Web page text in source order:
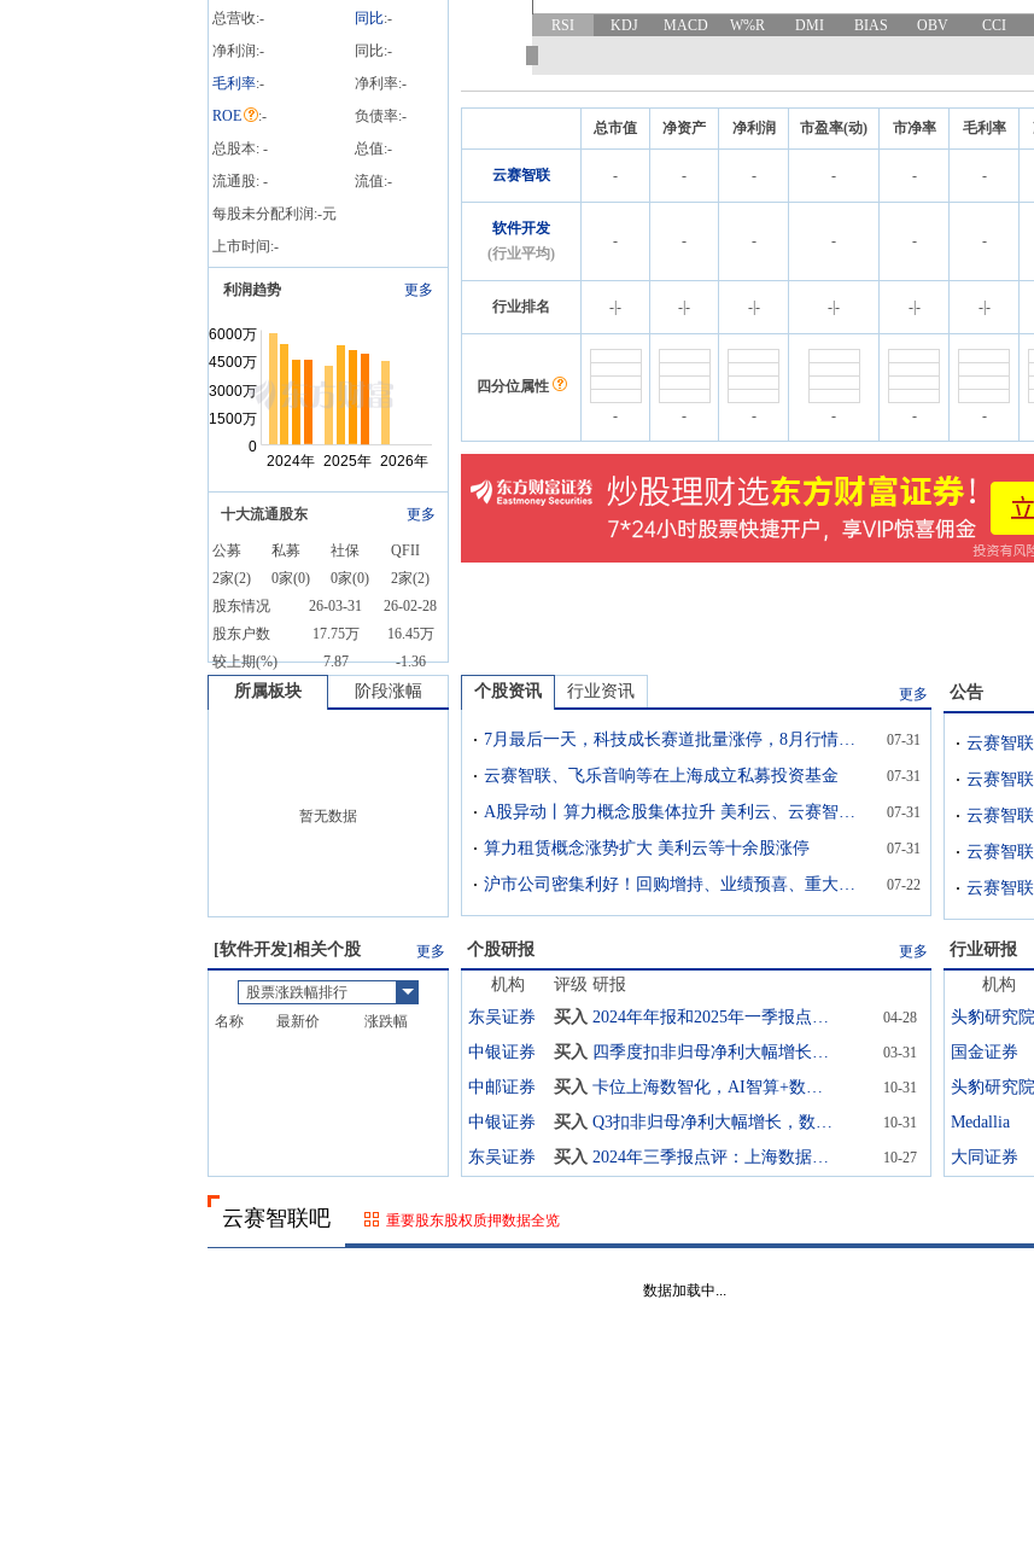
总营收:- 同比:-
净利润:- 同比:-
毛利率:- 净利率:-
ROE
:- 负债率:-
总股本: - 总值:-
流通股: - 流值:-
每股未分配利润:-元
上市时间:-
利润趋势 更多
十大流通股东 更多
公募 私募 社保
QFII
2家(2) 0家(0) 0家(0) 2家(2)
股东情况
26-03-31
26-02-28
股东户数
17.75万
16.45万
较上期(%)
7.87 -1.36
RSI KDJ MACD W%R DMI BIAS OBV CCI
总市值 净资产 净利润 市盈率(动) 市净率 毛利率
云赛智联 - - - - - -
软件开发
(行业平均)
- - - - - -
行业排名 -- -- -|- -- -|- -|-
四分位属性
-
- - - - -
所属板块 阶段涨幅
暂无数据
个股资讯 行业资讯 更多
7月最后一天，科技成长赛道批量涨停，8月行情关键看这个指标→ 07-31
云赛智联、飞乐音响等在上海成立私募投资基金 07-31
A股异动丨算力概念股集体拉升 美利云、云赛智联直线涨停 07-31
算力租赁概念涨势扩大 美利云等十余股涨停 07-31
沪市公司密集利好！回购增持、业绩预喜、重大合同......两日已近70家 07-22
公告
云赛智
云赛智
云赛智
云赛智
[软件开发]相关个股 更多
股票涨跌幅排行
名称
最新价 涨跌幅
个股研报 更多
机构 评级 研报
东吴证券
买入 2024年年报和2025年一季报点评：上海算力建设风来，算力领军云赛启航 04-28
中银证券 买入 四季度扣非归母净利大幅增长，智能算力和大数据业务稳步发展 03-31
中邮证券 买入 卡位上海数智化，AI智算+数据要素双轮驱动 10-31
中银证券 买入 Q3扣非归母净利大幅增长，数据要素加速推进 10-31
东吴证券 买入 2024年三季报点评：上海数据要素领军，产业加速在即 10-27
行业研报
机构
头豹研究院
国金证券
头豹研究院
Medallia
大同证券
云赛智联吧 重要股东股权质押数据全览